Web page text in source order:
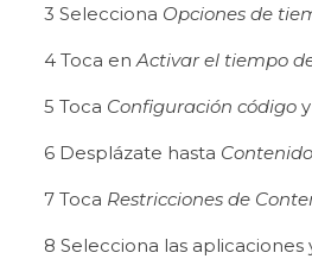
3 Selecciona Opciones de
4 Toca en Activar el tiempo
5 Toca Configuración códigoy
6 Desplázate hasta
7 Toca Restricciones de
8 Selecciona las